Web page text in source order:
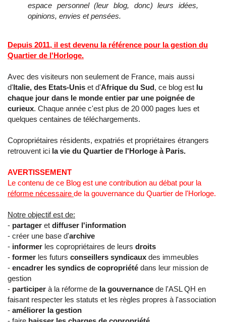
espace personnel (leur blog, donc) leurs idées,
opinions, envies et pensées.
Depuis 2011, il est devenu la référence pour la gestion du
Quartier de l'Horloge.
Avec des visiteurs non seulement de France, mais aussi
d'Italie, des Etats-Unis et d'Afrique du Sud, ce blog est lu
chaque jour dans le monde entier par une poignée de
curieux. Chaque année c'est plus de 20 000 pages lues et
quelques centaines de téléchargements.
Copropriétaires résidents, expatriés et propriétaires étrangers
retrouvent ici la vie du Quartier de l'Horloge à Paris.
AVERTISSEMENT
Le contenu de ce Blog est une contribution au débat pour la
réforme nécessaire de la gouvernance du Quartier de l'Horloge.
Notre objectif est de:
- partager et diffuser l'information
- créer une base d'archive
- informer les copropriétaires de leurs droits
- former les futurs conseillers syndicaux des immeubles
- encadrer les syndics de copropriété dans leur mission de
gestion
- participer à la réforme de la gouvernance de l'ASL QH en
faisant respecter les statuts et les règles propres à l'association
- améliorer la gestion